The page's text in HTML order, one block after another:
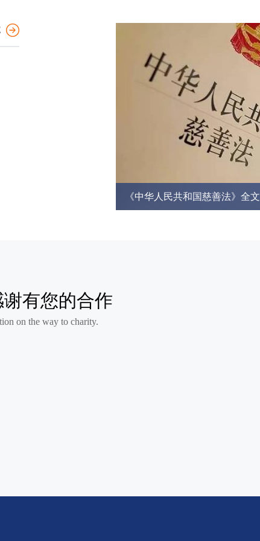
《中华人民共和国慈善法》全文
有您的合作
on the way to charity.